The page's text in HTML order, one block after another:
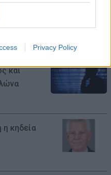
Privacy Policy
και
η κηδεία